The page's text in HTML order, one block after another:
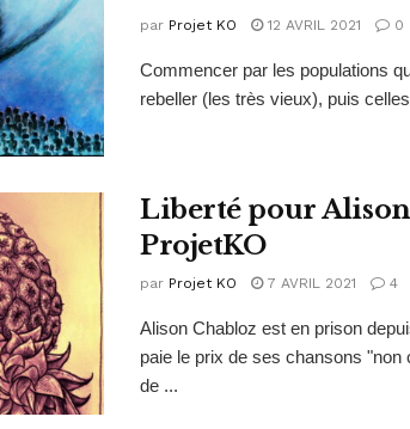
par Projet KO 12 AVRIL 2021 0
Commencer par les populations
rebeller (les très vieux), puis
Liberté pour
ProjetKO
par Projet KO 7 AVRIL 2021 4
Alison Chabloz est en prison
paie le prix de ses chansons
de ...